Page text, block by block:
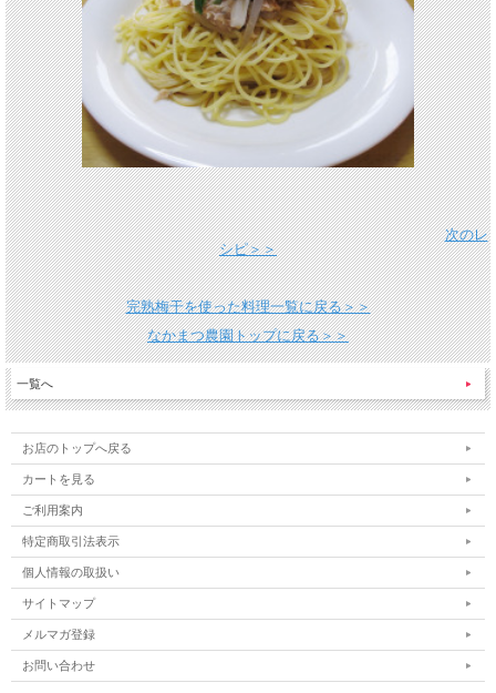
次のレ
シピ＞＞
完熟梅干を使った料理一覧に戻る＞＞
なかまつ農園トップに戻る＞＞
一覧へ
お店のトップへ戻る
カートを見る
ご利用案内
特定商取引法表示
個人情報の取扱い
サイトマップ
メルマガ登録
お問い合わせ